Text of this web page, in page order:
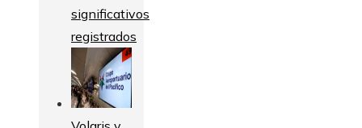
significativos
registrados